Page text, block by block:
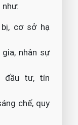
cơ sở hạ
nhân sự
đầu tư, tín
chế, quy